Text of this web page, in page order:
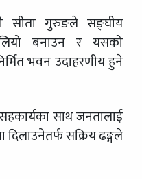
सीता गुरुङले सङ्घीय
बनाउन र यसको
भवन उदाहरणीय हुने
साथ जनतालाई
दिलाउनेतर्फ सक्रिय ढङ्गले